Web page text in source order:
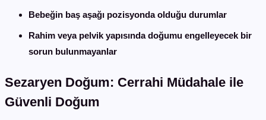
Bebeğin baş aşağı pozisyonda olduğu durumlar
Rahim veya pelvik yapısında doğumu engelleyecek bir
sorun bulunmayanlar
Sezaryen Doğum: Cerrahi Müdahale ile
Güvenli Doğum